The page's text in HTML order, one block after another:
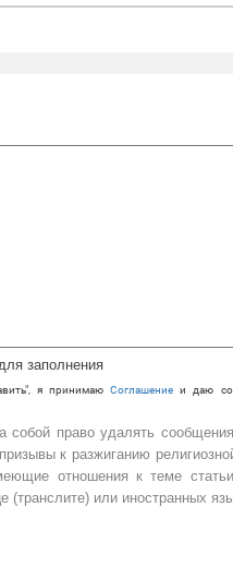
заполнения
я принимаюCоглашение и даю
собой право удалять
к разжиганию
отношения к теме
(транслите) или иностранных